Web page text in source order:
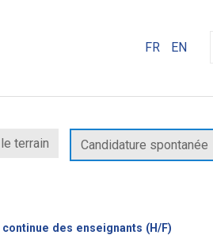
FR EN
terrain Candidature spontanée
des enseignants (H/F)